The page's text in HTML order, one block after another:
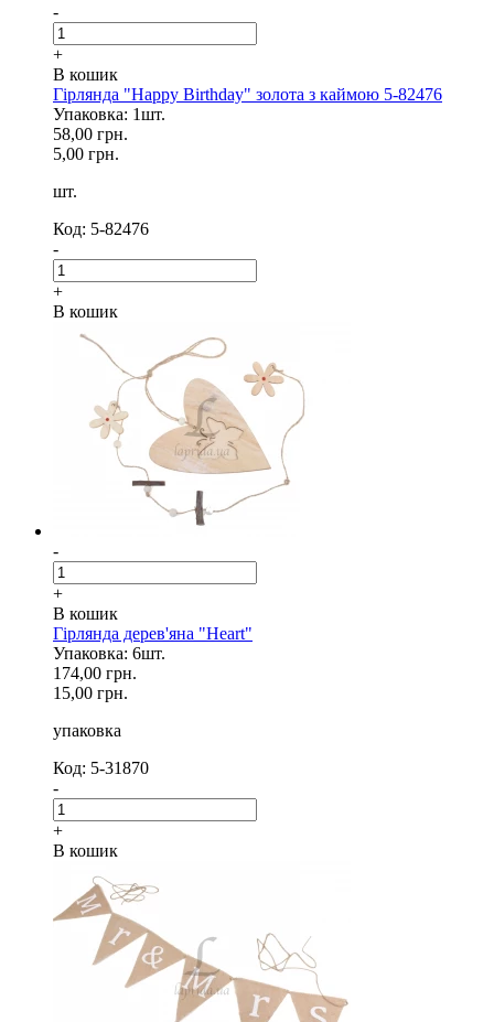
-
+
В кошик
Гірлянда "Happy Birthday" золота з каймою 5-82476
Упаковка: 1шт.
58,00 грн.
5,00 грн.
шт.
Код: 5-82476
-
+
В кошик
-
+
В кошик
Гірлянда дерев'яна "Heart"
Упаковка: 6шт.
174,00 грн.
15,00 грн.
упаковка
Код: 5-31870
-
+
В кошик